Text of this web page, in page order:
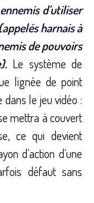
d’utiliser
harnais à
de pouvoirs
Le système de
lignée de point
le jeu vidéo :
mettra à couvert
ce qui devient
d’action d’une
défaut sans